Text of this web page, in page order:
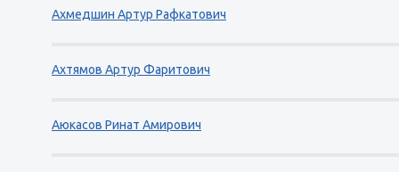
Ахмедшин Артур Рафкатович
Ахтямов Артур Фаритович
Аюкасов Ринат Амирович